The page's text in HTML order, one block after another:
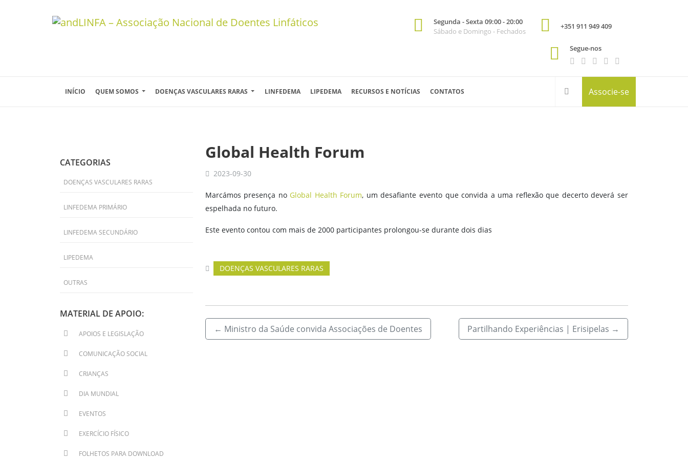
Segunda - Sexta 09:00 - 20:00
Sábado e Domingo - Fechados
+351 911 949 409
Segue-nos
INÍCIO QUEM SOMOS DOENÇAS VASCULARES RARAS LINFEDEMA LIPEDEMA RECURSOS E NOTÍCIAS CONTATOS Associe-se
Global Health Forum
2023-09-30
Marcámos presença noGlobal Health Forum, um desafiante evento que convida a uma reflexão que decerto deverá ser
espelhada no futuro.
Este evento contou com mais de 2000 participantes prolongou-se durante dois dias
DOENÇAS VASCULARES RARAS
← Ministro da Saúde convida Associações de Doentes Partilhando Experiências | Erisipelas →
CATEGORIAS
DOENÇAS VASCULARES RARAS
LINFEDEMA PRIMÁRIO
LINFEDEMA SECUNDÁRIO
LIPEDEMA
OUTRAS
MATERIAL DE APOIO:
APOIOS E LEGISLAÇÃO
COMUNICAÇÃO SOCIAL
CRIANÇAS
DIA MUNDIAL
EVENTOS
EXERCÍCIO FÍSICO
FOLHETOS PARA DOWNLOAD